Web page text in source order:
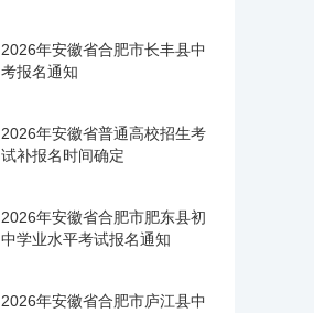
2026年安徽省合肥市长丰县中
考报名通知
2026年安徽省普通高校招生考
试补报名时间确定
2026年安徽省合肥市肥东县初
中学业水平考试报名通知
2026年安徽省合肥市庐江县中